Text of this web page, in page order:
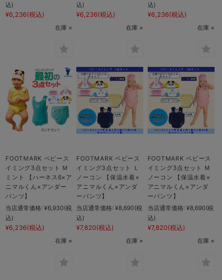
込)
¥6,236(税込)
在庫 ×
込)
¥6,236(税込)
在庫 ×
込)
¥6,236(税込)
在庫 ×
FOOTMARK ベビース
イミング3点セット Ｍ
ミント 【ハーネス6×ア
ニマルくん×アンダー
パンツ】
当店通常価格: ¥6,930(税
込)
¥6,236(税込)
在庫 ×
FOOTMARK ベビース
イミング3点セット Ｌ
ノーコン 【保温水着×
アニマルくん×アンダ
ーパンツ】
当店通常価格: ¥8,690(税
込)
¥7,820(税込)
在庫 ×
FOOTMARK ベビース
イミング3点セット Ｍ
ノーコン 【保温水着×
アニマルくん×アンダ
ーパンツ】
当店通常価格: ¥8,690(税
込)
¥7,820(税込)
在庫 ×